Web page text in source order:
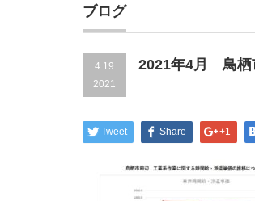
ブログ
4.19
2021
2021年4月 鳥
Tweet Share +1